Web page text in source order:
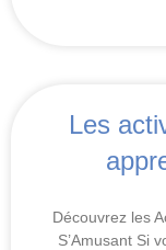
Les
Découvrez les
S’Amusant Si